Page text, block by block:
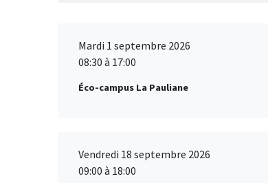
Mardi 1 septembre 2026
08:30 à 17:00
Éco-campus La Pauliane
Vendredi 18 septembre 2026
09:00 à 18:00